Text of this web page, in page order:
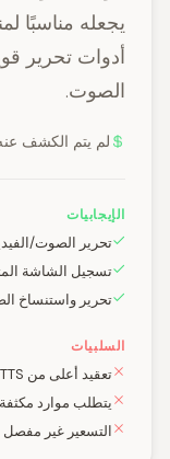
يجعله مناسبًا
أدوات تحرير
الصوت.
لم يتم الكشف
الإيجابيات
تحرير الصوت/
تسجيل الشاشة
تحرير واستنساخ
السلبيات
تعقيد أعلى من TTS البسيط
يتطلب موارد مكثفة
التسعير غير مفصل